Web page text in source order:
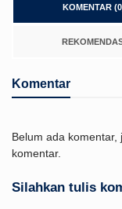
KOMENTAR
Komentar
Belum ada
komentar.
Silahkan tulis